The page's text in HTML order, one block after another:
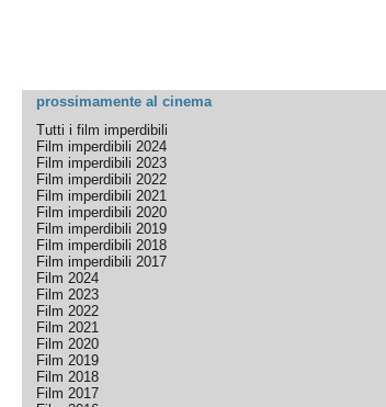
prossimamente al cinema
Tutti i film imperdibili
Film imperdibili 2024
Film imperdibili 2023
Film imperdibili 2022
Film imperdibili 2021
Film imperdibili 2020
Film imperdibili 2019
Film imperdibili 2018
Film imperdibili 2017
Film 2024
Film 2023
Film 2022
Film 2021
Film 2020
Film 2019
Film 2018
Film 2017